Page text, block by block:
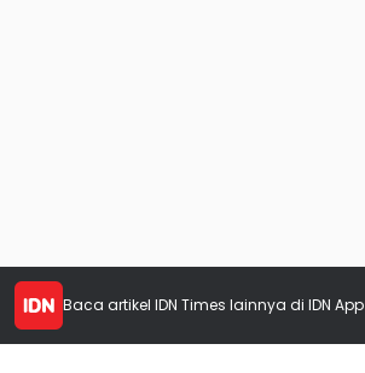
Baca artikel IDN Times lainnya di IDN App